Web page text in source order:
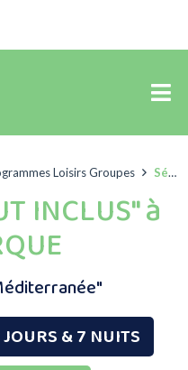
Loisirs Groupes Séjour en « TOUT INCLUS » à MINORQUE
INCLUS" à
& 7 NUITS